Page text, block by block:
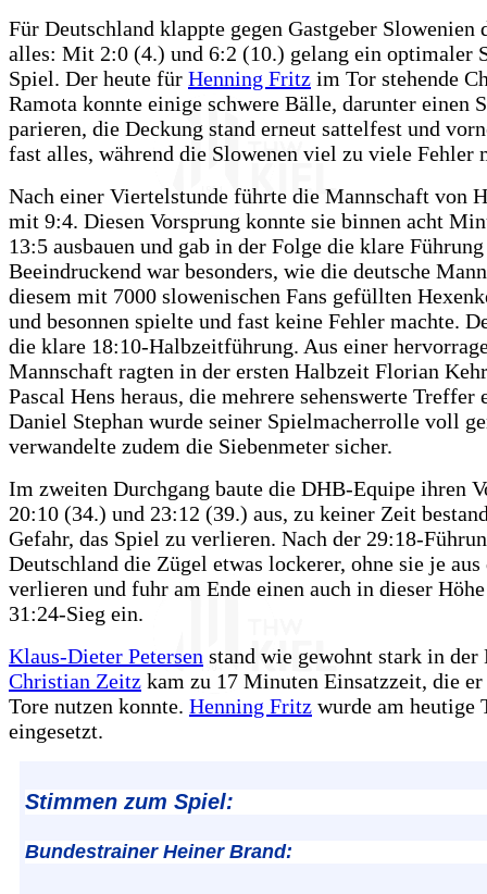
Für Deutschland klappte gegen Gastgeber Slowenien
alles: Mit 2:0 (4.) und 6:2 (10.) gelang ein optimaler
Spiel. Der heute für Henning Fritz im Tor stehende
Ramota konnte einige schwere Bälle, darunter einen
parieren, die Deckung stand erneut sattelfest und
fast alles, während die Slowenen viel zu viele Fehler
Nach einer Viertelstunde führte die Mannschaft von
mit 9:4. Diesen Vorsprung konnte sie binnen acht
13:5 ausbauen und gab in der Folge die klare
Beeindruckend war besonders, wie die deutsche
diesem mit 7000 slowenischen Fans gefüllten
und besonnen spielte und fast keine Fehler machte.
die klare 18:10-Halbzeitführung. Aus einer
Mannschaft ragten in der ersten Halbzeit Florian
Pascal Hens heraus, die mehrere sehenswerte Treffer
Daniel Stephan wurde seiner Spielmacherrolle voll
verwandelte zudem die Siebenmeter sicher.
Im zweiten Durchgang baute die DHB-Equipe ihren
20:10 (34.) und 23:12 (39.) aus, zu keiner Zeit
Gefahr, das Spiel zu verlieren. Nach der 29:18-
Deutschland die Zügel etwas lockerer, ohne sie je aus
verlieren und fuhr am Ende einen auch in dieser
31:24-Sieg ein.
Klaus-Dieter Petersen stand wie gewohnt stark in der
Christian Zeitz kam zu 17 Minuten Einsatzzeit, die
Tore nutzen konnte. Henning Fritz wurde am heutige
eingesetzt.
Stimmen zum Spiel:
Bundestrainer Heiner Brand: